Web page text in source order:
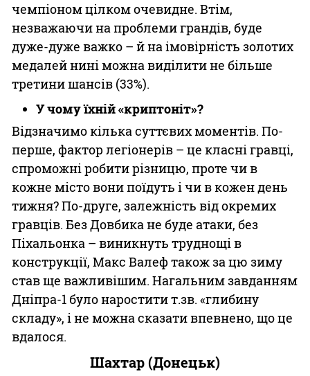
чемпіоном цілком очевидне. Втім,
незважаючи на проблеми грандів, буде
дуже-дуже важко – й на імовірність золотих
медалей нині можна виділити не більше
третини шансів (33%).
У чому їхній «криптоніт»?
Відзначимо кілька суттєвих моментів. По-
перше, фактор легіонерів – це класні гравці,
спроможні робити різницю, проте чи в
кожне місто вони поїдуть і чи в кожен день
тижня? По-друге, залежність від окремих
гравців. Без Довбика не буде атаки, без
Піхальонка – виникнуть труднощі в
конструкції, Макс Валеф також за цю зиму
став ще важливішим. Нагальним завданням
Дніпра-1 було наростити т.зв. «глибину
складу», і не можна сказати впевнено, що це
вдалося.
Шахтар (Донецьк)